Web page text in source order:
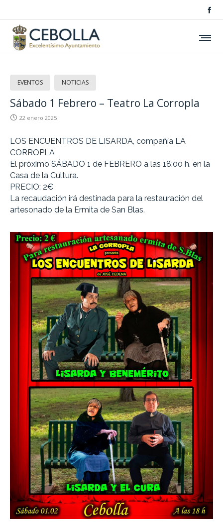
EVENTOS NOTICIAS
Sábado 1 Febrero – Teatro La Corropla
22 enero 2025
LOS ENCUENTROS DE LISARDA, compañía LA
CORROPLA
El próximo SÁBADO 1 de FEBRERO a las 18:00 h. en la
Casa de la Cultura.
PRECIO: 2€
La recaudación irá destinada para la restauración del
artesonado de la Ermita de San Blas.